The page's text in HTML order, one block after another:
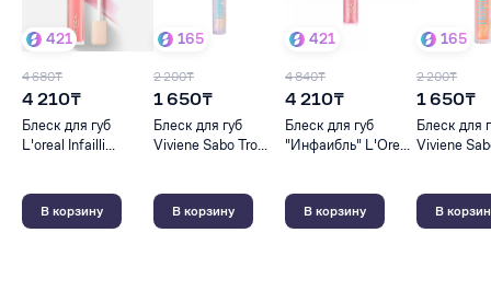
421
4 680₸
4 210₸
Блеск для губ
L'oreal Infailli...
В корзину
165
2 200₸
1 650₸
Блеск для губ
Viviene Sabo Tro...
В корзину
421
4 840₸
4 210₸
Блеск для губ
"Инфаибль" L'Ore...
В корзину
165
2 200₸
1 650₸
Блеск для
Viviene
В